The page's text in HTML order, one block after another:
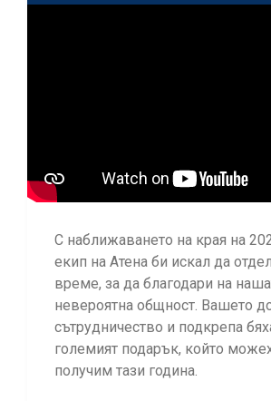
С наближаването на края на
екип на Атена би искал да
време, за да благодари на
невероятна общност. Вашето
сътрудничество и подкрепа
големият подарък, който
получим тази година.